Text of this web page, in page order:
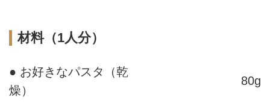
材料（1人分）
● お好きなパスタ（乾
燥）
80g